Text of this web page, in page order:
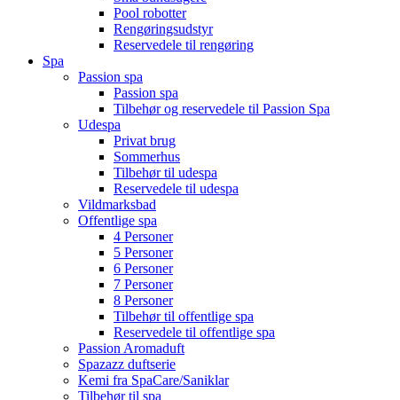
Pool robotter
Rengøringsudstyr
Reservedele til rengøring
Spa
Passion spa
Passion spa
Tilbehør og reservedele til Passion Spa
Udespa
Privat brug
Sommerhus
Tilbehør til udespa
Reservedele til udespa
Vildmarksbad
Offentlige spa
4 Personer
5 Personer
6 Personer
7 Personer
8 Personer
Tilbehør til offentlige spa
Reservedele til offentlige spa
Passion Aromaduft
Spazazz duftserie
Kemi fra SpaCare/Saniklar
Tilbehør til spa